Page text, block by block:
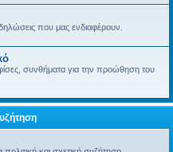
που μας ενδιαφέρουν.
συνθήματα για την προώθηση του